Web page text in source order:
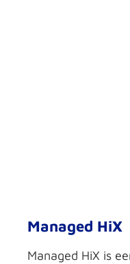
Managed HiX
Managed HiX is